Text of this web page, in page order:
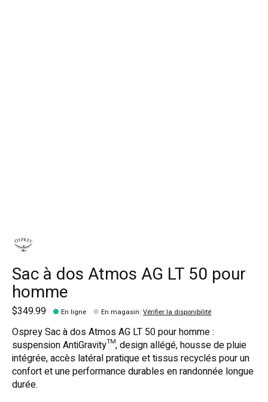
Sac à dos Atmos AG LT 50 pour
homme
$349.99 En ligne En magasin:Vérifier la disponibilité
Osprey Sac à dos Atmos AG LT 50 pour homme :
suspension AntiGravity™, design allégé, housse de pluie
intégrée, accès latéral pratique et tissus recyclés pour un
confort et une performance durables en randonnée longue
durée.